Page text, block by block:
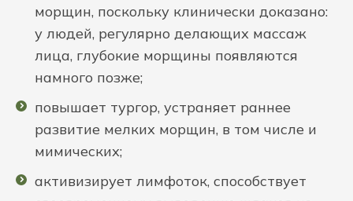
морщин, поскольку клинически доказано:
у людей, регулярно делающих массаж
лица, глубокие морщины появляются
намного позже;
повышает тургор, устраняет раннее
развитие мелких морщин, в том числе и
мимических;
активизирует лимфоток, способствует